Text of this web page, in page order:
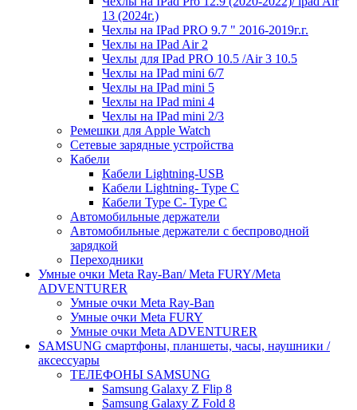
13 (2024г.)
Чехлы на IPad PRO 9.7 " 2016-2019г.г.
Чехлы на IPad Air 2
Чехлы для IPad PRO 10.5 /Air 3 10.5
Чехлы на IPad mini 6/7
Чехлы на IPad mini 5
Чехлы на IPad mini 4
Чехлы на IPad mini 2/3
Ремешки для Apple Watch
Сетевые зарядные устройства
Кабели
Кабели Lightning-USB
Кабели Lightning- Type C
Кабели Type C- Type C
Автомобильные держатели
Автомобильные держатели с беспроводной
зарядкой
Переходники
Умные очки Meta Ray-Ban/ Meta FURY/Meta
ADVENTURER
Умные очки Meta Ray-Ban
Умные очки Meta FURY
Умные очки Meta ADVENTURER
SAMSUNG cмартфоны, планшеты, часы, наушники /
аксессуары
ТЕЛЕФОНЫ SAMSUNG
Samsung Galaxy Z Flip 8
Samsung Galaxy Z Fold 8